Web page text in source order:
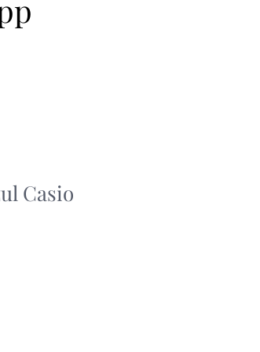
Casio